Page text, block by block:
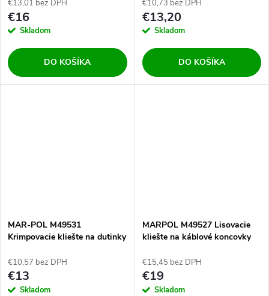
€13,01 bez DPH
€16
Skladom
DO KOŠÍKA
€10,73 bez DPH
€13,20
Skladom
DO KOŠÍKA
MAR-POL M49531
Krimpovacie kliešte na dutinky
€10,57 bez DPH
€13
Skladom
MARPOL M49527 Lisovacie
kliešte na káblové koncovky
€15,45 bez DPH
€19
Skladom